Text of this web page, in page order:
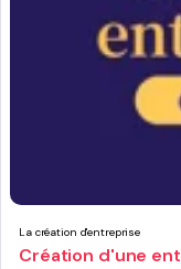
La création d'entreprise
Création d'une